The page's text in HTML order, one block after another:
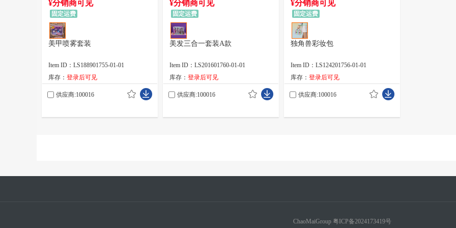
¥分销商可见
固定运费
美甲喷雾套装
Item ID：LS188901755-01-01
库存： 登录后可见
供应商:100016
¥分销商可见
固定运费
美发三合一套装A款
Item ID：LS201601760-01-01
库存： 登录后可见
供应商:100016
¥分销商可见
固定运费
独角兽彩妆包
Item ID：LS124201756-01-01
库存： 登录后可见
供应商:100016
ChaoMaiGroup 粤ICP备2024173419号